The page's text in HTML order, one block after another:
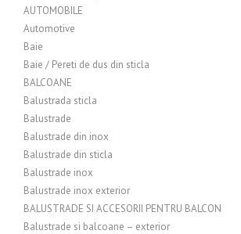
AUTOMOBILE
Automotive
Baie
Baie / Pereti de dus din sticla
BALCOANE
Balustrada sticla
Balustrade
Balustrade din inox
Balustrade din sticla
Balustrade inox
Balustrade inox exterior
BALUSTRADE SI ACCESORII PENTRU BALCON
Balustrade si balcoane – exterior